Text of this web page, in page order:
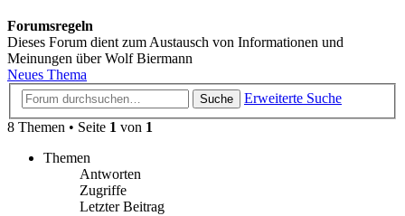
Forumsregeln
Dieses Forum dient zum Austausch von Informationen und
Meinungen über Wolf Biermann
Neues Thema
Suche
Erweiterte Suche
8 Themen • Seite 1 von 1
Themen
Antworten
Zugriffe
Letzter Beitrag